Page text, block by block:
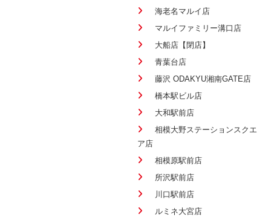
海老名マルイ店
マルイファミリー溝口店
大船店【閉店】
青葉台店
藤沢 ODAKYU湘南GATE店
橋本駅ビル店
大和駅前店
相模大野ステーションスクエ
ア店
相模原駅前店
所沢駅前店
川口駅前店
ルミネ大宮店